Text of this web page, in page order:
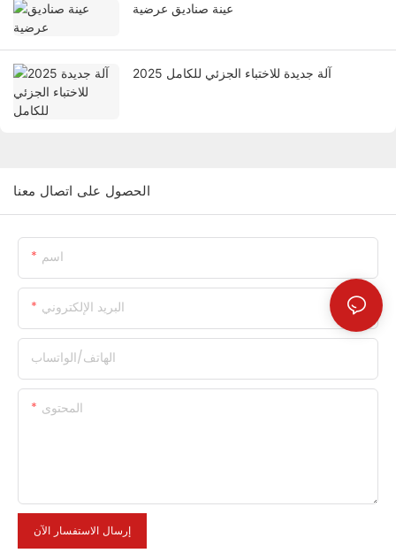
عينة صناديق عرضية
2025 آلة جديدة للاختباء الجزئي للكامل
الحصول على اتصال معنا
اسم
البريد الإلكتروني
الهاتف/الواتساب
المحتوى
إرسال الاستفسار الآن